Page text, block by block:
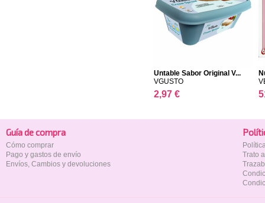
Untable Sabor Original V...
VGUSTO
2,97 €
Guía de compra
Cómo comprar
Pago y gastos de envío
Envíos, Cambios y devoluciones
Trato